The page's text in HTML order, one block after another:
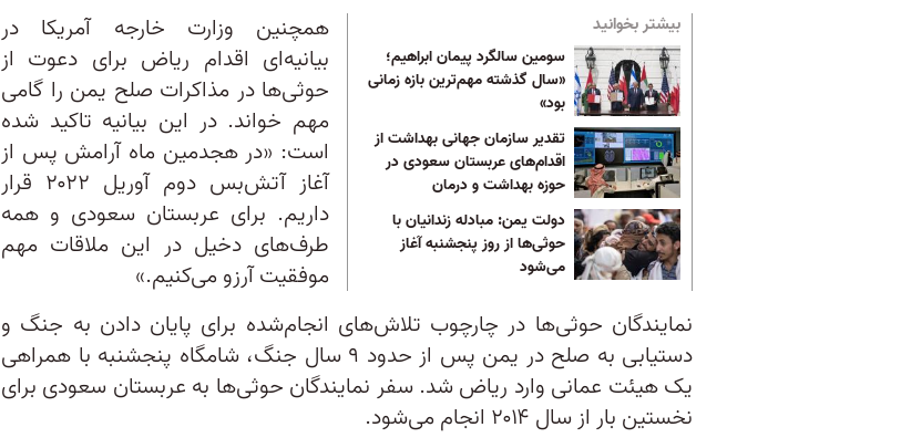
بیشتر بخوانید
سومین سالگرد پیمان ابراهیم؛
«سال گذشته مهم‌ترین بازه زمانی
بود»
تقدیر سازمان جهانی بهداشت از
اقدام‌های عربستان سعودی در
حوزه بهداشت و درمان
دولت یمن: مبادله زندانیان با
حوثی‌ها از روز پنجشنبه آغاز
می‌شود
همچنین وزارت خارجه آمریکا در
بیانیه‌ای اقدام ریاض برای دعوت از
حوثی‌ها در مذاکرات صلح یمن را گامی
مهم خواند. در این بیانیه تاکید شده
است: «در هجدمین ماه آرامش پس از
آغاز آتش‌بس دوم آوریل ۲۰۲۲ قرار
داریم. برای عربستان سعودی و همه
طرف‌های دخیل در این ملاقات مهم
موفقیت آرزو می‌کنیم.»
نمایندگان حوثی‌ها در چارچوب تلاش‌های انجام‌شده برای پایان دادن به جنگ و
دستیابی به صلح در یمن پس از حدود ۹ سال جنگ، شامگاه پنجشنبه با همراهی
یک هیئت عمانی وارد ریاض شد. سفر نمایندگان حوثی‌ها به عربستان سعودی برای
نخستین بار از سال ۲۰۱۴ انجام می‌شود.